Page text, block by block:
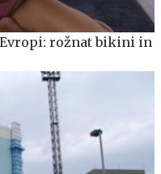
rožnat bikini in